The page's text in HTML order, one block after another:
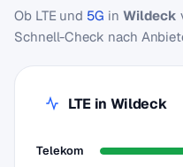
Ob LTE und 5G in Wildeck
Schnell-Check nach
LTE in Wildeck
Telekom